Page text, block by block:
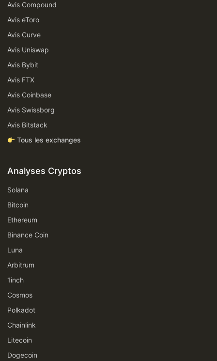
Avis Compound
Avis eToro
Avis Curve
Avis Uniswap
Avis Bybit
Avis FTX
Avis Coinbase
Avis Swissborg
Avis Bitstack
Tous les exchanges
Analyses Cryptos
Solana
Bitcoin
Ethereum
Binance Coin
Luna
Arbitrum
1inch
Cosmos
Polkadot
Chainlink
Litecoin
Dogecoin